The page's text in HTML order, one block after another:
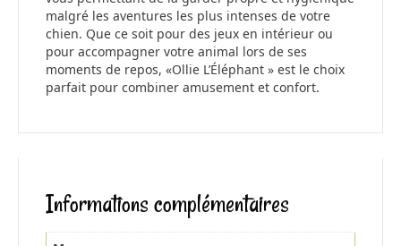
malgré les aventures les plus intenses de votre
chien. Que ce soit pour des jeux en intérieur ou
pour accompagner votre animal lors de ses
moments de repos, «Ollie L’Éléphant » est le choix
parfait pour combiner amusement et confort.
Informations complémentaires